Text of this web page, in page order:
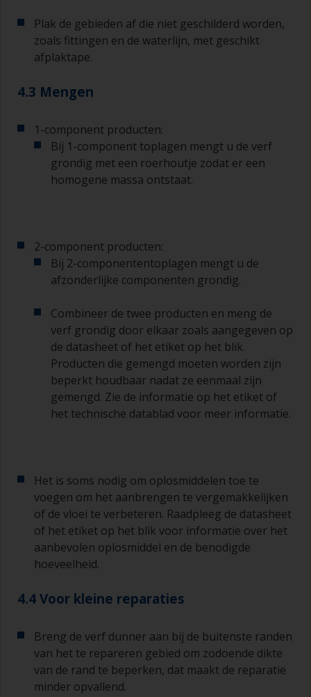
beginnen te kleven vanwege droging of
verdikking van de verf.
Andere nuttige tips:
Als u zakkers ziet ontstaan bij het aanbrengen
van de verf, dan is de verf te dun of u brengt te
Gebruik verf niet rechtstreeks uit het blik, want
daarmee kunt u vuil overhevelen en kan verf
vroegtijdig verouderen als gevolg van
Oude jampotjes of schone droge blikken kunnen
nuttig zijn voor het mengen van de verf. Ook zijn
ideaal voor het afmeten van kleine
hoeveelheden verf en verhardingsmiddel voor de
kleinere klussen.
Als u primers aanbrengt met antifouling
(aangroeiwerende verf), moet u ervoor zorgen
dat de tijd tussen het einde van het aanbrengen
van de epoxy primer en de eerste laag
of een nieuwe laag aanbrengen en ervoor
zorgen dat u de overschildertijd niet opnieuw
overschrijdt.
Als er bij een van de lagen die u aanbrengt
lopers of zakkers ontstaat (of als de lagen vuil
blijken te bevatten), moeten deze weggeschuurd
Begin met schuurpapier korrelgrofte P220 en als
met korrelgrofte P120. Als u groffer
schuurpapier gebruikt, dan loopt u het risico dat
u te veel product verwijdert en/of te ver
doorschuurt en de ondergrond bloot komt te
liggen.
Plak de gebieden af die niet geschilderd worden,
zoals fittingen en de waterlijn, met geschikt
afplaktape.
4.3 Mengen
1-component producten:
Bij 1-component toplagen mengt u de verf
grondig met een roerhoutje zodat er een
homogene massa ontstaat.
2-component producten:
Bij 2-componententoplagen mengt u de
afzonderlijke componenten grondig.
Combineer de twee producten en meng de
verf grondig door elkaar zoals aangegeven op
de datasheet of het etiket op het blik.
Producten die gemengd moeten worden zijn
beperkt houdbaar nadat ze eenmaal zijn
gemengd. Zie de informatie op het etiket of
het technische datablad voor meer informatie.
Het is soms nodig om oplosmiddelen toe te
voegen om het aanbrengen te vergemakkelijken
of de vloei te verbeteren. Raadpleeg de datasheet
of het etiket op het blik voor informatie over het
aanbevolen oplosmiddel en de benodigde
hoeveelheid.
4.4 Voor kleine reparaties
Breng de verf dunner aan bij de buitenste randen
van het te repareren gebied om zodoende dikte
van de rand te beperken, dat maakt de reparatie
minder opvallend.